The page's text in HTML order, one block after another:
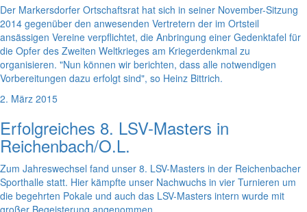
Der Markersdorfer Ortschaftsrat hat sich in seiner November-Sitzung
2014 gegenüber den anwesenden Vertretern der im Ortsteil
ansässigen Vereine verpflichtet, die Anbringung einer Gedenktafel für
die Opfer des Zweiten Weltkrieges am Kriegerdenkmal zu
organisieren. "Nun können wir berichten, dass alle notwendigen
Vorbereitungen dazu erfolgt sind", so Heinz Bittrich.
2. März 2015
Erfolgreiches 8. LSV-Masters in
Reichenbach/O.L.
Zum Jahreswechsel fand unser 8. LSV-Masters in der Reichenbacher
Sporthalle statt. Hier kämpfte unser Nachwuchs in vier Turnieren um
die begehrten Pokale und auch das LSV-Masters intern wurde mit